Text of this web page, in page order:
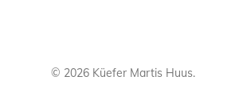
© 2026 Küefer Martis Huus.